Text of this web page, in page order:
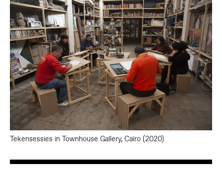
Tekensessies in Townhouse Gallery, Caïro (2020)